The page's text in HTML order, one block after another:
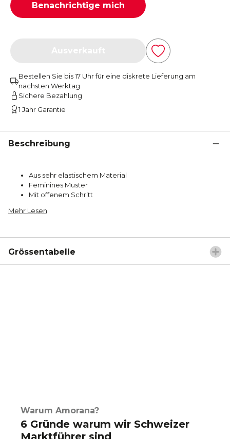
Benachrichtige mich
Bestellen Sie bis 17 Uhr für eine diskrete Lieferung am
nächsten Werktag
Sichere Bezahlung
1 Jahr Garantie
Beschreibung
Aus sehr elastischem Material
Feminines Muster
Mit offenem Schritt
Mehr Lesen
Grössentabelle
Warum Amorana?
6 Gründe warum wir Schweizer
Marktführer sind